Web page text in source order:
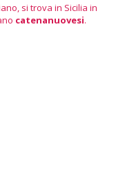
si trova in Sicilia in
catenanuovesi.